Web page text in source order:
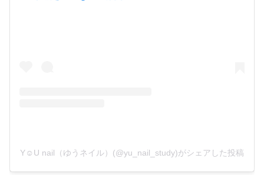
Y☺︎U nail（ゆうネイル）(@yu_nail_study)がシェアした投稿